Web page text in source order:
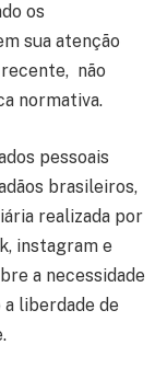
os
sua atenção
não
normativa.
pessoais
brasileiros,
realizada por
instagram e
a necessidade
liberdade de